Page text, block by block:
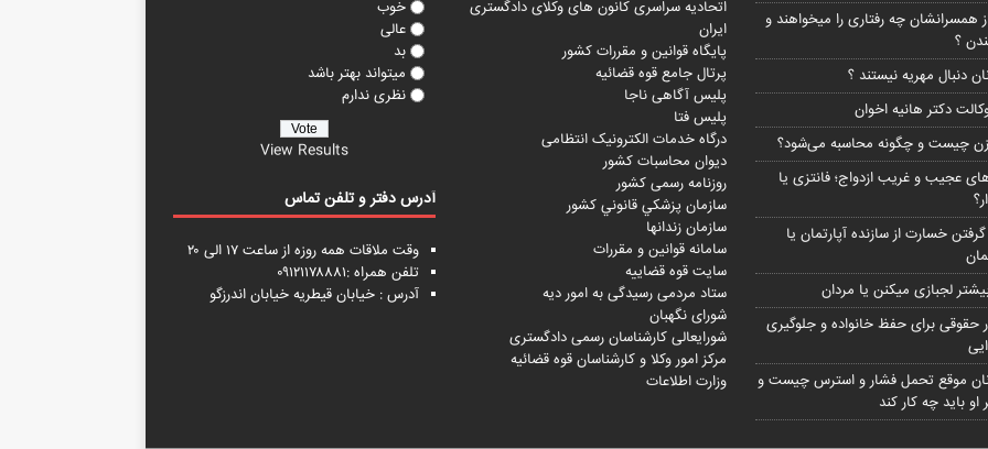
همسرانشان چه رفتاری را میخواهند و
؟
دنبال مهریه نیستند ؟
دکتر هانیه اخوان
زن چیست و چگونه محاسبه می‌شود؟
عجیب و غریب ازدواج؛ فانتزی یا
خسارت از سازنده آپارتمان یا
لجبازی میکنن یا مردان
حقوقی برای حفظ خانواده و جلوگیری
موقع تحمل فشار و استرس چیست و
باید چه کار کند
اتحادیه سراسری کانون های وکلای دادگستری
ایران
پايگاه قوانین و مقررات كشور
پرتال جامع قوه قضائیه
پلیس آگاهی ناجا
پلیس فتا
درگاه خدمات الکترونیک انتظامی
دیوان محاسبات کشور
روزنامه رسمی کشور
سازمان پزشکي قانوني کشور
سازمان زندانها
سامانه قوانین و مقررات
سایت قوه قضاییه
ستاد مردمی رسیدگی به امور دیه
شورای نگهبان
شورایعالی کارشناسان رسمی دادگستری
مركز امور وكلا و كارشناسان قوه قضائيه
وزارت اطلاعات
خوب
عالی
بد
میتواند بهتر باشد
نظری ندارم
View Results
آدرس دفتر و تلفن تماس
وقت ملاقات همه روزه از ساعت ۱۷ الی ۲۰
تلفن همراه :۰۹۱۲۱۱۷۸۸۸۱
آدرس : خیابان قیطریه خیابان اندرزگو